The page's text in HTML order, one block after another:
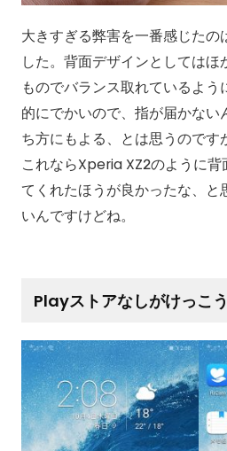
大きすぎる弊害を一番感じた
した。背面デザインとしては
ものでバランス取れているよ
的にでかいので、指が届かな
ち方にもよる、とは思うのです
これならXperia XZ2のように
てくれたほうが良かったな、と
いんですけどね。
Playストアなしがけっこ